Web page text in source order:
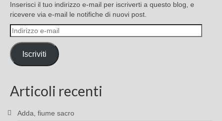
Inserisci il tuo indirizzo e-mail per iscriverti a questo blog, e
ricevere via e-mail le notifiche di nuovi post.
Indirizzo
e-
mail
Iscriviti
Articoli recenti
Adda, fiume sacro